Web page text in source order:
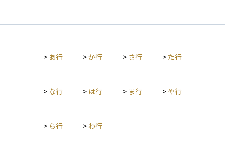
です。 また、社会保険は万が一の備えとして機能し、資産運用
> あ行 >か行 > さ行 > た行
> な行 > は行 > ま行 > や行
> ら行 > わ行